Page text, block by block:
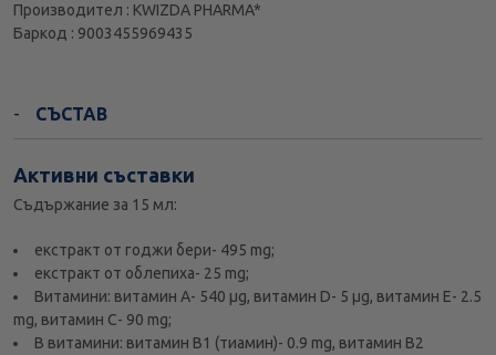
Производител : KWIZDA PHARMA*
Баркод : 9003455969435
СЪСТАВ
Активни съставки
Съдържание за 15 мл:
екстракт от годжи бери- 495 mg;
екстракт от облепиха- 25 mg;
Витамини: витамин A- 540 µg, витамин D- 5 µg, витамин E- 2.5
mg, витамин C- 90 mg;
В витамини: витамин B1 (тиамин)- 0.9 mg, витамин B2